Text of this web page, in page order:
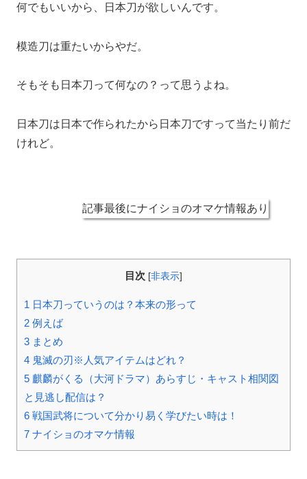
何でもいいから、日本刀が欲しいんです。
模造刀は重たいからやだ。
そもそも日本刀って何なの？って思うよね。
日本刀は日本で作られたから日本刀ですって当たり前だ
けれど。
記事最後にナイショのオマケ情報あり
目次 [非表示]
1 日本刀っていうのは？本来の形って
2 例えば
3 まとめ
4 鬼滅の刃※人気アイテムはどれ？
5 麒麟がくる（大河ドラマ）あらすじ・キャスト相関図
と見逃し配信は？
6 戦国武将について分かり易く学びたい時は！
7 ナイショのオマケ情報